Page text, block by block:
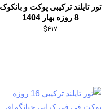
تور تایلند ترکیبی پوکت و بانکوک
8 روزه بهار 1404
$417